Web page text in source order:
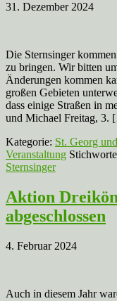
31. Dezember 2024
Die Sternsinger
zu bringen. Wir bitten
Änderungen kommen
großen Gebieten
dass einige Straßen in
und Michael Freitag,
Kategorie: St. Georg
Veranstaltung
Sternsinger
Aktion
abgeschlossen
4. Februar 2024
Auch in diesem Jahr